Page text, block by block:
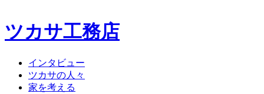
ツカサ工務店
インタビュー
ツカサの人々
家を考える